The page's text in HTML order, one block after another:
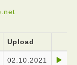
Upload
02.10.2021